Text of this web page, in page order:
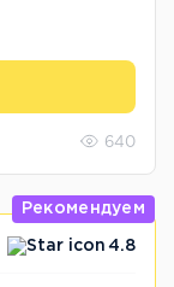
640
Рекомендуем
4.8